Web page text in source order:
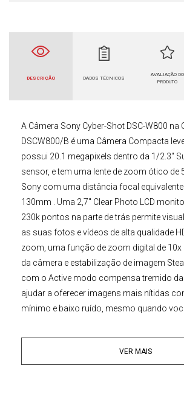
DESCRIÇÃO DADOS TÉCNICOS
AVALIAÇÃO DO
PRODUTO
A Câmera Sony Cyber-Shot DSC-W800 na
DSCW800/B é uma Câmera Compacta
possui 20.1 megapixels dentro da 1/2.3"
sensor, e tem uma lente de zoom ótico de
Sony com uma distância focal
130mm . Uma 2,7" Clear Photo LCD
230k pontos na parte de trás permite
as suas fotos e vídeos de alta qualidade
zoom, uma função de zoom digital de
da câmera e estabilização de imagem
com o Active modo compensa tremido
ajudar a oferecer imagens mais nítidas
mínimo e baixo ruído, mesmo quando
Sweep Panorama, que permite que você
do obturador e girar a câmera ao redor
VER MAIS